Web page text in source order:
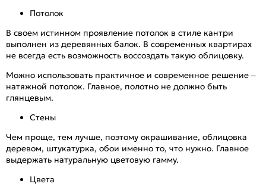
Потолок
В своем истинном проявление потолок в стиле кантри
выполнен из деревянных балок. В современных квартирах
не всегда есть возможность воссоздать такую облицовку.
Можно использовать практичное и современное решение –
натяжной потолок. Главное, полотно не должно быть
глянцевым.
Стены
Чем проще, тем лучше, поэтому окрашивание, облицовка
деревом, штукатурка, обои именно то, что нужно. Главное
выдержать натуральную цветовую гамму.
Цвета